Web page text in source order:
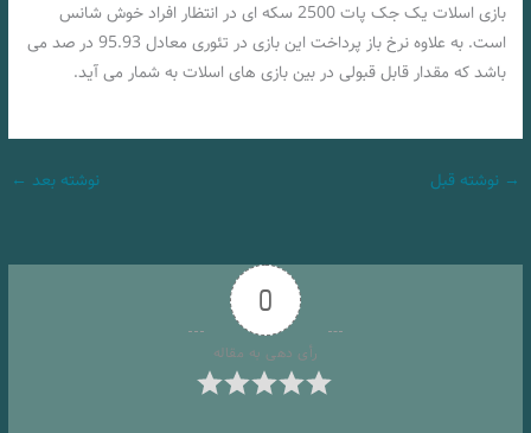
بازی اسلات یک جک پات 2500 سکه ای در انتظار افراد خوش شانس
است. به علاوه نرخ باز پرداخت این بازی در تئوری معادل 95.93 در صد می
باشد که مقدار قابل قبولی در بین بازی های اسلات به شمار می آید.
→ نوشته قبل نوشته بعد ←
0
رأی دهی به مقاله